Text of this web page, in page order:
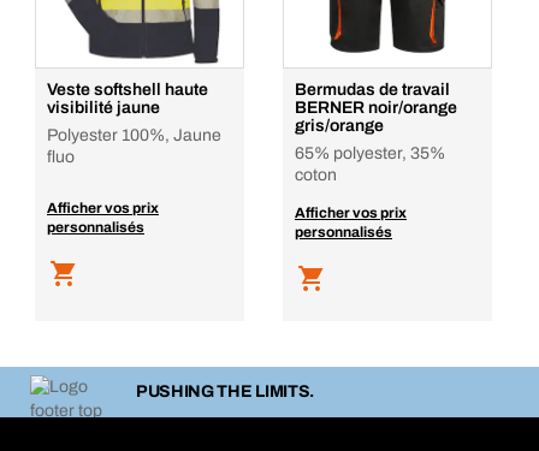
Veste softshell haute
visibilité jaune
Polyester 100%, Jaune
fluo
Afficher vos prix
personnalisés
Bermudas de travail
BERNER noir/orange
gris/orange
65% polyester, 35%
coton
Afficher vos prix
personnalisés
PUSHING THE LIMITS.